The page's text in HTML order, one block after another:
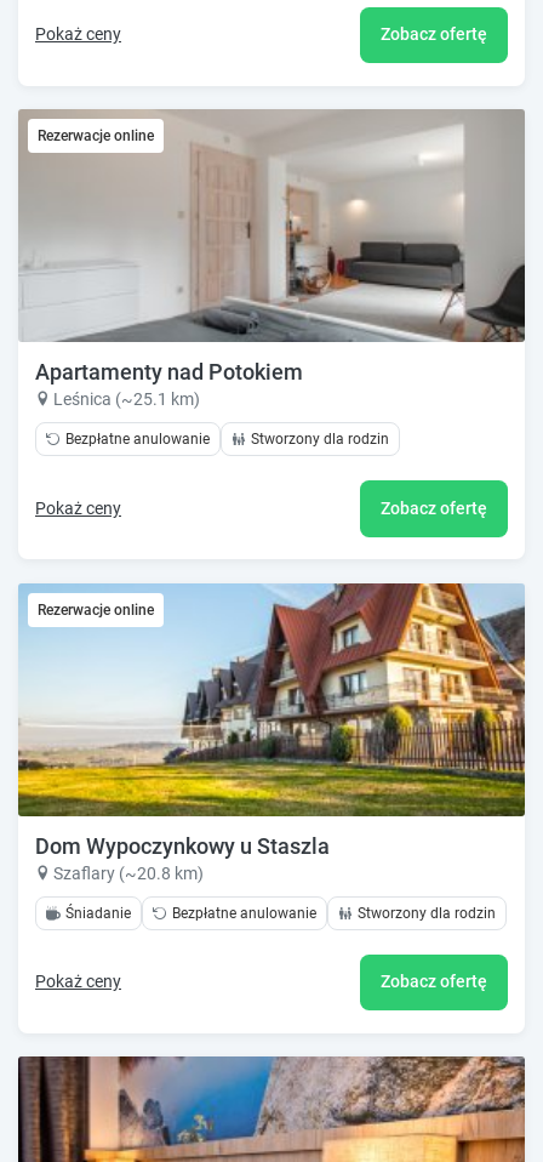
Pokaż ceny Zobacz ofertę
Rezerwacje online
Apartamenty nad Potokiem
Leśnica (~25.1 km)
Bezpłatne anulowanie Stworzony dla rodzin
Pokaż ceny Zobacz ofertę
Rezerwacje online
Dom Wypoczynkowy u Staszla
Szaflary (~20.8 km)
Śniadanie Bezpłatne anulowanie Stworzony dla rodzin
Pokaż ceny Zobacz ofertę